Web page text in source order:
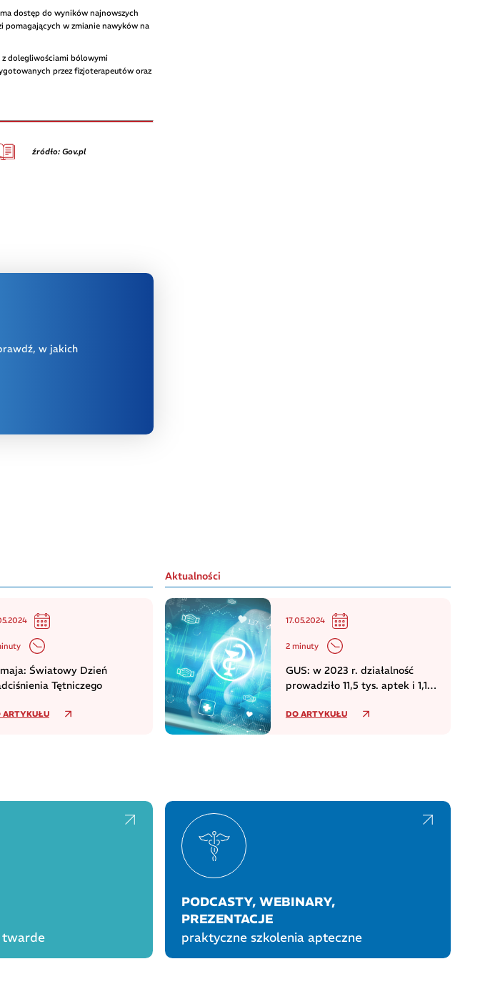
dostęp do wyników najnowszych
pomagających w zmianie nawyków na
dolegliwościami bólowymi
przez fizjoterapeutów oraz
źródło: Gov.pl
w jakich
maja: Światowy Dzień
Tętniczego
ARTYKUŁU
Aktualności
17.05.2024
2 minuty
GUS: w 2023 r. działalność
prowadziło 11,5 tys. aptek i 1,1
DO ARTYKUŁU
twarde
PODCASTY, WEBINARY,
PREZENTACJE
praktyczne szkolenia apteczne